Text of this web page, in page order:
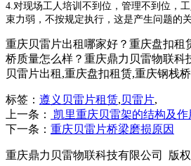
4.对现场工人培训不到位，管理不到位，
束力弱，不按规定执行，这是产生问题的关
重庆贝雷片出租哪家好？重庆盘扣租
桥质量怎么样？重庆鼎力贝雷物联科
贝雷片出租,重庆盘扣租赁,重庆钢栈桥
标签： 遵义贝雷片租赁,贝雷片,
上一条：
凯里重庆贝雷架的结构及作
下一条： 重庆贝雷片桥梁磨损原因
重庆鼎力贝雷物联科技有限公司 版